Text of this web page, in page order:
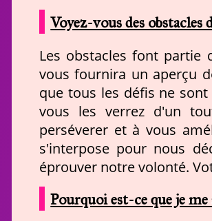
Voyez-vous des obstacles
Les obstacles font
vous fournira un aperçu
que tous les défis ne
vous les verrez d'un
perséverer et à vous
s'interpose pour nous
éprouver notre volonté.
Pourquoi est-ce que je me